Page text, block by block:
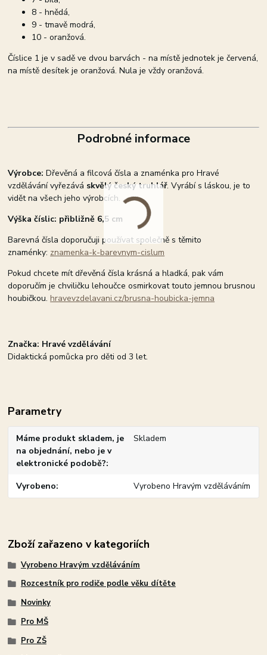
8 - hnědá,
9 - tmavě modrá,
10 - oranžová.
Číslice 1 je v sadě ve dvou barvách - na místě jednotek je červená,
na místě desítek je oranžová. Nula je vždy oranžová.
Podrobné informace
Výrobce:Dřevěná a filcová čísla a znaménka pro Hravé
vzdělávání vyřezává skvělý český truhlář. Vyrábí s láskou, je to
vidět na všech jeho výrobcích.
Výška číslic: přibližně 6,5 cm
Barevná čísla doporučuji používat společně s těmito
znaménky: znamenka-k-barevnym-cislum
Pokud chcete mít dřevěná čísla krásná a hladká, pak vám
doporučím je chviličku lehoučce osmirkovat touto jemnou brusnou
houbičkou.hravevzdelavani.cz/brusna-houbicka-jemna
Značka: Hravé vzdělávání
Didaktická pomůcka pro děti od 3 let.
Parametry
Máme produkt skladem, je
na objednání, nebo je v
elektronické podobě?
Skladem
Vyrobeno Vyrobeno Hravým vzděláváním
Zboží zařazeno v kategoriích
Vyrobeno Hravým vzděláváním
Rozcestník pro rodiče podle věku dítěte
Novinky
Pro MŠ
Pro ZŠ